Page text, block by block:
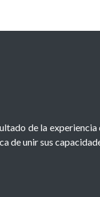
de la
de unir sus